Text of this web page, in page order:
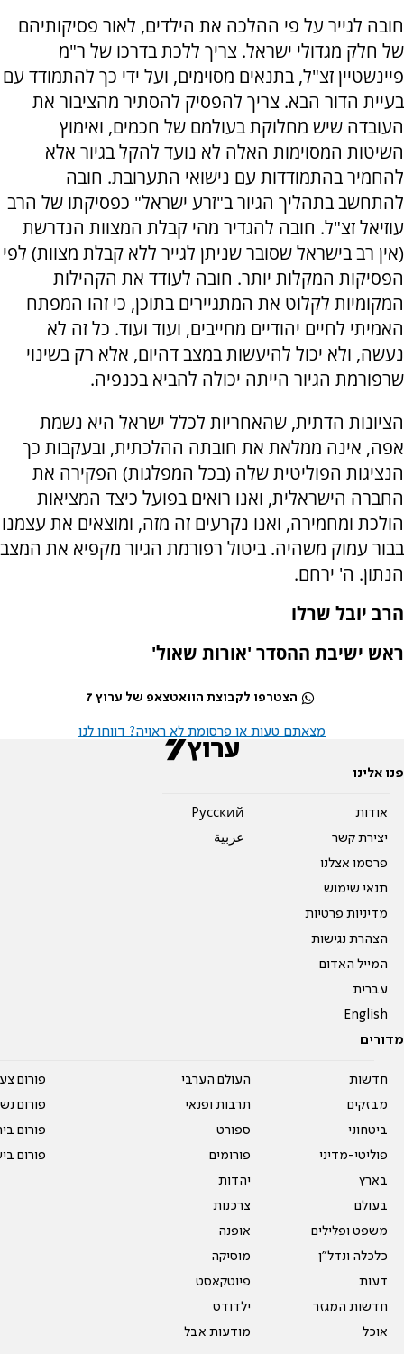
חובה לגייר על פי ההלכה את הילדים, לאור פסיקותיהם
של חלק מגדולי ישראל. צריך ללכת בדרכו של ר"מ
פיינשטיין זצ"ל, בתנאים מסוימים, ועל ידי כך להתמודד עם
בעיית הדור הבא. צריך להפסיק להסתיר מהציבור את
העובדה שיש מחלוקת בעולמם של חכמים, ואימוץ
השיטות המסוימות האלה לא נועד להקל בגיור אלא
להחמיר בהתמודדות עם נישואי התערובת. חובה
להתחשב בתהליך הגיור ב"זרע ישראל" כפסיקתו של הרב
עוזיאל זצ"ל. חובה להגדיר מהי קבלת המצוות הנדרשת
(אין רב בישראל שסובר שניתן לגייר ללא קבלת מצוות) לפי
הפסיקות המקלות יותר. חובה לעודד את הקהילות
המקומיות לקלוט את המתגיירים בתוכן, כי זהו המפתח
האמיתי לחיים יהודיים מחייבים, ועוד ועוד. כל זה לא
נעשה, ולא יכול להיעשות במצב דהיום, אלא רק בשינוי
שרפורמת הגיור הייתה יכולה להביא בכנפיה.
הציונות הדתית, שהאחריות לכלל ישראל היא נשמת
אפה, אינה ממלאת את חובתה ההלכתית, ובעקבות כך
הנציגות הפוליטית שלה (בכל המפלגות) הפקירה את
החברה הישראלית, ואנו רואים בפועל כיצד המציאות
הולכת ומחמירה, ואנו נקרעים זה מזה, ומוצאים את עצמנו
בבור עמוק משהיה. ביטול רפורמת הגיור מקפיא את המצב
הנתון. ה' ירחם.
הרב יובל שרלו
ראש ישיבת ההסדר 'אורות שאול'
הצטרפו לקבוצת הוואטצאפ של ערוץ 7
מצאתם טעות או פרסומת לא ראויה? דווחו לנו
פנו אלינו
אודות
יצירת קשר
פרסמו אצלנו
תנאי שימוש
מדיניות פרטיות
הצהרת נגישות
המייל האדום
עברית
English
Pусский
عربية
מדורים
חדשות
מבזקים
ביטחוני
פוליטי-מדיני
בארץ
בעולם
משפט ופלילים
כלכלה ונדל"ן
דעות
חדשות המגזר
אוכל
העולם הערבי
תרבות ופנאי
ספורט
פורומים
יהדות
צרכנות
אופנה
מוסיקה
פיוטקאסט
ילדודס
מודעות אבל
פורום
פורום
פורום
פורום